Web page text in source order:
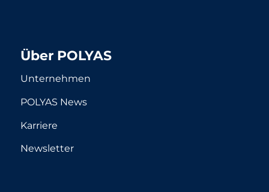
Über POLYAS
Unternehmen
POLYAS News
Karriere
Newsletter